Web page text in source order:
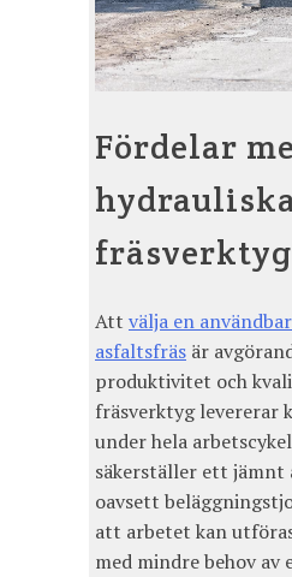
Fördelar
fräsverktyg
Att välja en
asfaltsfräs är
produktivitet och
fräsverktyg levererar
under hela
säkerställer ett jämnt
oavsett
att arbetet kan
med mindre behov